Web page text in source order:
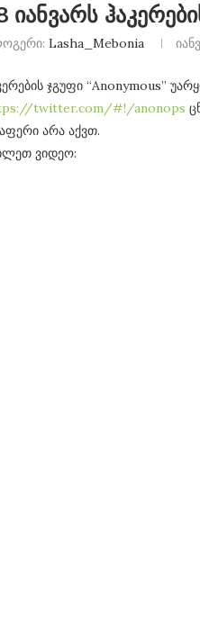
იანვარს
Lasha_Mebonia
ჯგუფი “Anonymous”
twitter.com/#!/anonops
არა აქვთ.
ვიდეო: